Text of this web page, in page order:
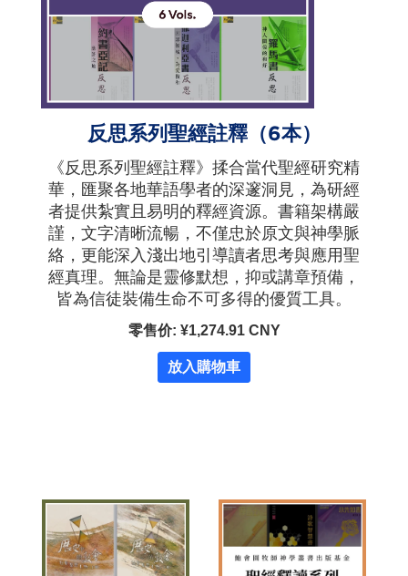
反思系列聖經註釋（6本）
《反思系列聖經註釋》揉合當代聖經研究精
華，匯聚各地華語學者的深邃洞見，為研經
者提供紮實且易明的釋經資源。書籍架構嚴
謹，文字清晰流暢，不僅忠於原文與神學脈
絡，更能深入淺出地引導讀者思考與應用聖
經真理。無論是靈修默想，抑或講章預備，
皆為信徒裝備生命不可多得的優質工具。
零售价: ¥1,274.91 CNY
放入購物車